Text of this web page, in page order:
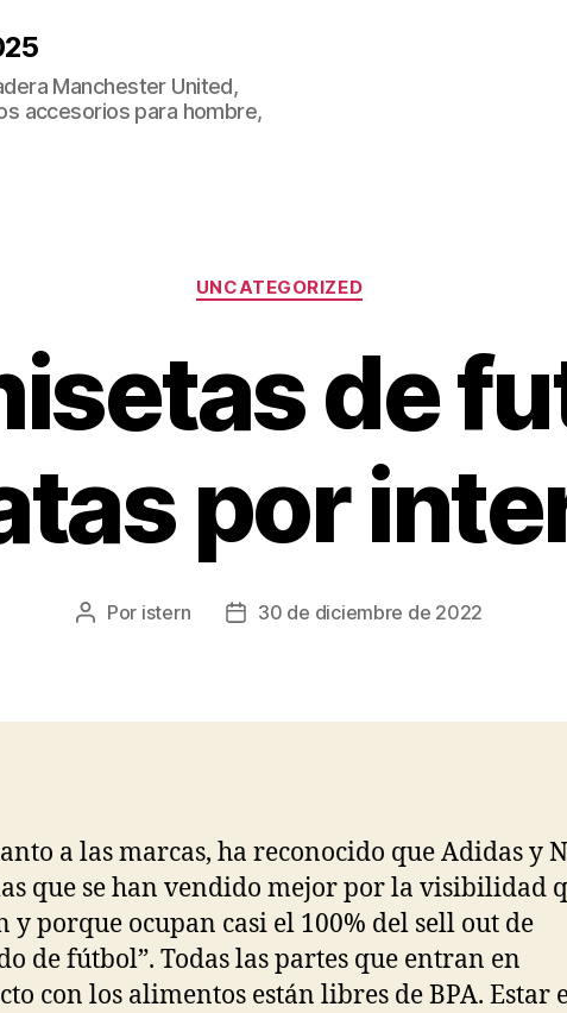
Manchester United,
accesorios para hombre,
Categorías
UNCATEGORIZED
de
por
Autor
Por istern
Fecha30 de diciembre de 2022
a las marcas, ha reconocido que Adidas y
que se han vendido mejor por la visibilidad
y porque ocupan casi el 100% del sell out de
de fútbol”. Todas las partes que entran en
con los alimentos están libres de BPA. Estar